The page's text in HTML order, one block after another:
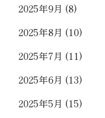
2025年9月 (8)
2025年8月 (10)
2025年7月 (11)
2025年6月 (13)
2025年5月 (15)